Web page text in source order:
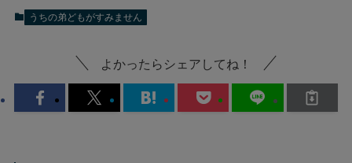
うちの弟どもがすみません
よかったらシェアしてね！